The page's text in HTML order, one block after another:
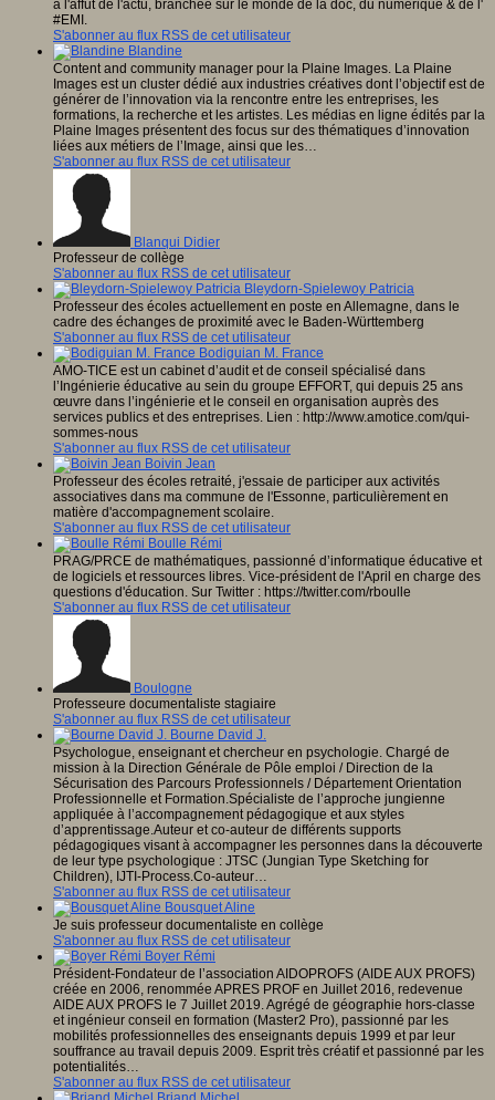
à l'affut de l'actu, branchée sur le monde de la doc, du numérique & de l'
#EMI.
S'abonner au flux RSS de cet utilisateur
Blandine
Content and community manager pour la Plaine Images. La Plaine
Images est un cluster dédié aux industries créatives dont l’objectif est de
générer de l’innovation via la rencontre entre les entreprises, les
formations, la recherche et les artistes. Les médias en ligne édités par la
Plaine Images présentent des focus sur des thématiques d’innovation
liées aux métiers de l’Image, ainsi que les…
S'abonner au flux RSS de cet utilisateur
Blanqui Didier
Professeur de collège
S'abonner au flux RSS de cet utilisateur
Bleydorn-Spielewoy Patricia
Professeur des écoles actuellement en poste en Allemagne, dans le
cadre des échanges de proximité avec le Baden-Württemberg
S'abonner au flux RSS de cet utilisateur
Bodiguian M. France
AMO-TICE est un cabinet d’audit et de conseil spécialisé dans
l’Ingénierie éducative au sein du groupe EFFORT, qui depuis 25 ans
œuvre dans l’ingénierie et le conseil en organisation auprès des
services publics et des entreprises. Lien : http://www.amotice.com/qui-
sommes-nous
S'abonner au flux RSS de cet utilisateur
Boivin Jean
Professeur des écoles retraité, j'essaie de participer aux activités
associatives dans ma commune de l'Essonne, particulièrement en
matière d'accompagnement scolaire.
S'abonner au flux RSS de cet utilisateur
Boulle Rémi
PRAG/PRCE de mathématiques, passionné d’informatique éducative et
de logiciels et ressources libres. Vice-président de l'April en charge des
questions d'éducation. Sur Twitter : https://twitter.com/rboulle
S'abonner au flux RSS de cet utilisateur
Boulogne
Professeure documentaliste stagiaire
S'abonner au flux RSS de cet utilisateur
Bourne David J.
Psychologue, enseignant et chercheur en psychologie. Chargé de
mission à la Direction Générale de Pôle emploi / Direction de la
Sécurisation des Parcours Professionnels / Département Orientation
Professionnelle et Formation.Spécialiste de l’approche jungienne
appliquée à l’accompagnement pédagogique et aux styles
d’apprentissage.Auteur et co-auteur de différents supports
pédagogiques visant à accompagner les personnes dans la découverte
de leur type psychologique : JTSC (Jungian Type Sketching for
Children), IJTI-Process.Co-auteur…
S'abonner au flux RSS de cet utilisateur
Bousquet Aline
Je suis professeur documentaliste en collège
S'abonner au flux RSS de cet utilisateur
Boyer Rémi
Président-Fondateur de l’association AIDOPROFS (AIDE AUX PROFS)
créée en 2006, renommée APRES PROF en Juillet 2016, redevenue
AIDE AUX PROFS le 7 Juillet 2019. Agrégé de géographie hors-classe
et ingénieur conseil en formation (Master2 Pro), passionné par les
mobilités professionnelles des enseignants depuis 1999 et par leur
souffrance au travail depuis 2009. Esprit très créatif et passionné par les
potentialités…
S'abonner au flux RSS de cet utilisateur